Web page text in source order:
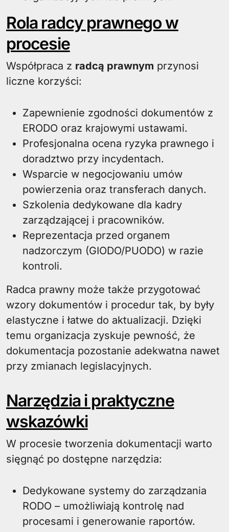
Rola radcy prawnego w
procesie
Współpraca z radcą prawnym przynosi
liczne korzyści:
Zapewnienie zgodności dokumentów z
ERODO oraz krajowymi ustawami.
Profesjonalna ocena ryzyka prawnego i
doradztwo przy incydentach.
Wsparcie w negocjowaniu umów
powierzenia oraz transferach danych.
Szkolenia dedykowane dla kadry
zarządzającej i pracowników.
Reprezentacja przed organem
nadzorczym (GIODO/PUODO) w razie
kontroli.
Radca prawny może także przygotować
wzory dokumentów i procedur tak, by były
elastyczne i łatwe do aktualizacji. Dzięki
temu organizacja zyskuje pewność, że
dokumentacja pozostanie adekwatna nawet
przy zmianach legislacyjnych.
Narzędzia i praktyczne
wskazówki
W procesie tworzenia dokumentacji warto
sięgnąć po dostępne narzędzia:
Dedykowane systemy do zarządzania
RODO – umożliwiają kontrolę nad
procesami i generowanie raportów.